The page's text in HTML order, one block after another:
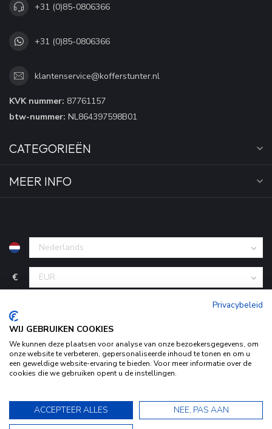
+31 (0)85-0806366
+31 (0)85-0806366
klantenservice@kofferstunter.nl
KVK nummer: 87761157
btw-nummer: NL864397598B01
CATEGORIEËN
MEER INFO
€
Begingoed.nl design
gebruik van cookies om onze website te verbeteren.
Dit bericht verbergen
9.5
Privacybeleid
WIJ GEBRUIKEN COOKIES
We kunnen deze plaatsen voor analyse van onze bezoekersgegevens, om
onze website te verbeteren, gepersonaliseerde inhoud te tonen en om u
een geweldige website-ervaring te bieden. Voor meer informatie over de
cookies die we gebruiken opent u de instellingen.
ACCEPTEER ALLES
NEE, PAS AAN